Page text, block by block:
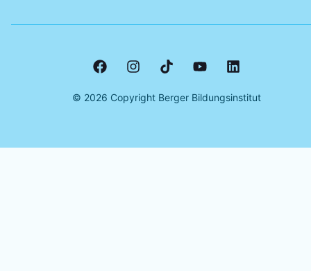
© 2026 Copyright Berger Bildungsinstitut